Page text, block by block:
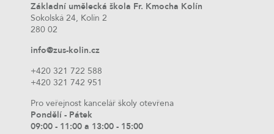
Základní umělecká škola Fr. Kmocha Kolín
Sokolská 24, Kolín 2
280 02
info@zus-kolin.cz
+420 321 722 588
+420 321 742 951
Pro veřejnost kancelář školy otevřena
Pondělí - Pátek
09:00 - 11:00 a 13:00 - 15:00